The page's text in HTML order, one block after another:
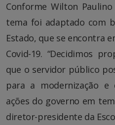
Conforme Wilton
tema foi adaptado com
Estado, que se encontra
Covid-19. “Decidimos
que o servidor público
para a modernização e
ações do governo em
diretor-presidente da